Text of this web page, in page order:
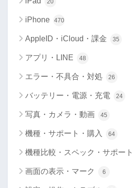
20
iPhone 470
AppleID・iCloud・課金 35
アプリ・LINE 48
エラー・不具合・対処 26
バッテリー・電源・充電 24
写真・カメラ・動画 45
機種・サポート・購入 64
機種比較・スペック・サポート
画面の表示・マーク 6